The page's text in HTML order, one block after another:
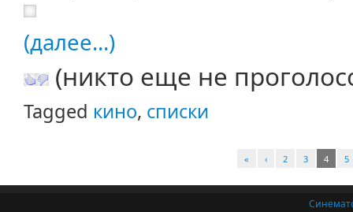
(далее...)
(никто еще не
Tagged кино, списки
« ‹ 2 3 4 5